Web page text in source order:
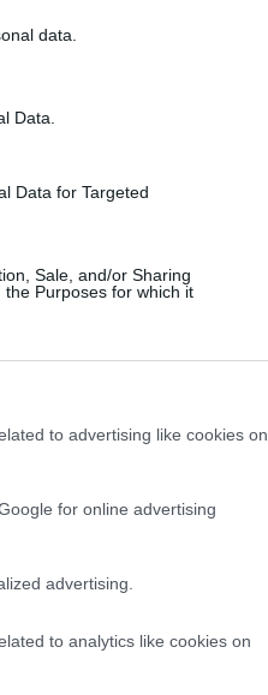
data.
Data.
Data for Targeted
Sale, and/or Sharing
Purposes for which it
to advertising like cookies on
for online advertising
advertising.
to analytics like cookies on
firmy
stanie.
na to, że
F430
się
model,